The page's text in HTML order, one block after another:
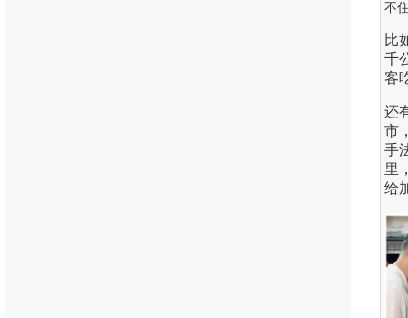
不
比
千
客
还
市
手
里
给